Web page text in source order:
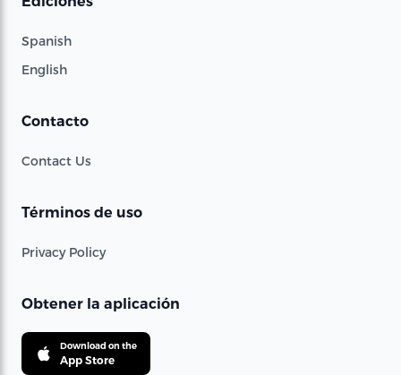
Spanish
English
Contacto
Contact Us
Términos de uso
Privacy Policy
Obtener la aplicación
Download on the
App Store